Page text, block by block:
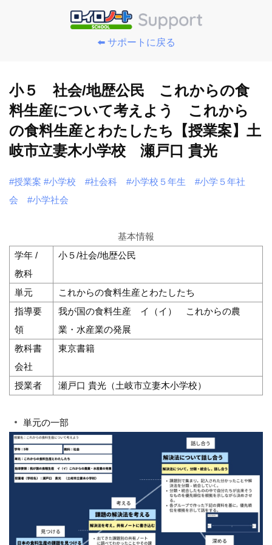
⬅️ サポートに戻る
小５ 社会/地歴公民 これからの食
料生産について考えよう これから
の食料生産とわたしたち【授業案】土
岐市立妻木小学校 瀬戸口 貴光
#授業案 #小学校 #社会科 #小学校５年生
#小学５年社
会
#小学社会
基本情報
学年 /
教科
小５/社会/地歴公民
単元
これからの食料生産とわたしたち
指導要
領
我が国の食料生産 イ（イ） これからの農
業・水産業の発展
教科書
会社
東京書籍
授業者 瀬戸口 貴光（土岐市立妻木小学校）
単元の一部